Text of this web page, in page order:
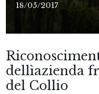
18/05/2017
dellìazienda
del Collio